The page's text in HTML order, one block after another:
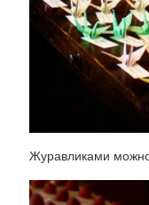
Журавликами